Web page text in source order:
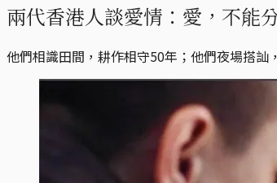
兩代香港人談愛情：愛，不能
他們相識田間，耕作相守50年；他們夜場搭